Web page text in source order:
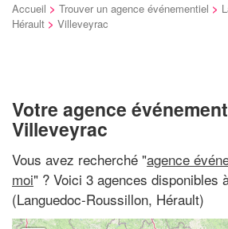
Accueil > Trouver un agence événementiel >
Hérault > Villeveyrac
Votre agence
Villeveyrac
Vous avez recherché "agence
moi" ? Voici 3 agences disponibles
(Languedoc-Roussillon, Hérault)